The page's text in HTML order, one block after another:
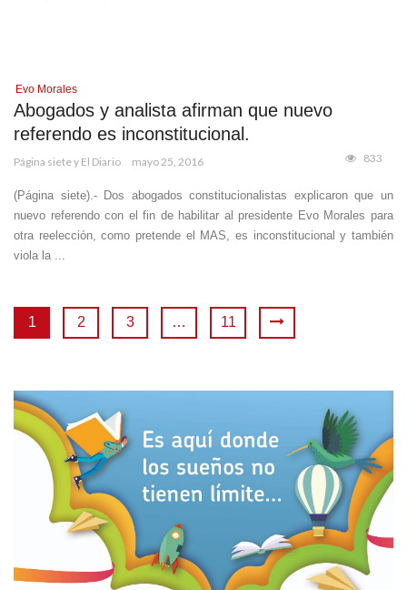
Evo Morales
Abogados y analista afirman que nuevo
referendo es inconstitucional.
Página siete y El Diario mayo 25, 2016 833
(Página siete).- Dos abogados constitucionalistas explicaron que un
nuevo referendo con el fin de habilitar al presidente Evo Morales para
otra reelección, como pretende el MAS, es inconstitucional y también
viola la ...
1 2 3 … 11